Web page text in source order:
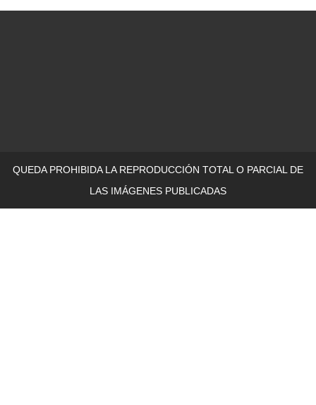
QUEDA PROHIBIDA LA REPRODUCCIÓN TOTAL O PARCIAL DE
LAS IMÁGENES PUBLICADAS